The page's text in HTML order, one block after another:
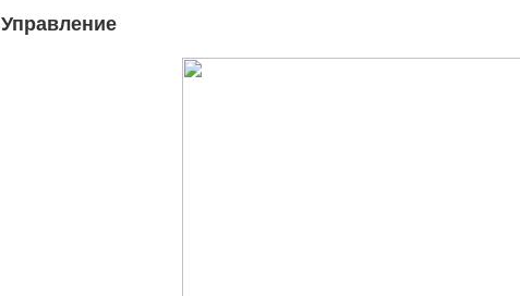
Управление